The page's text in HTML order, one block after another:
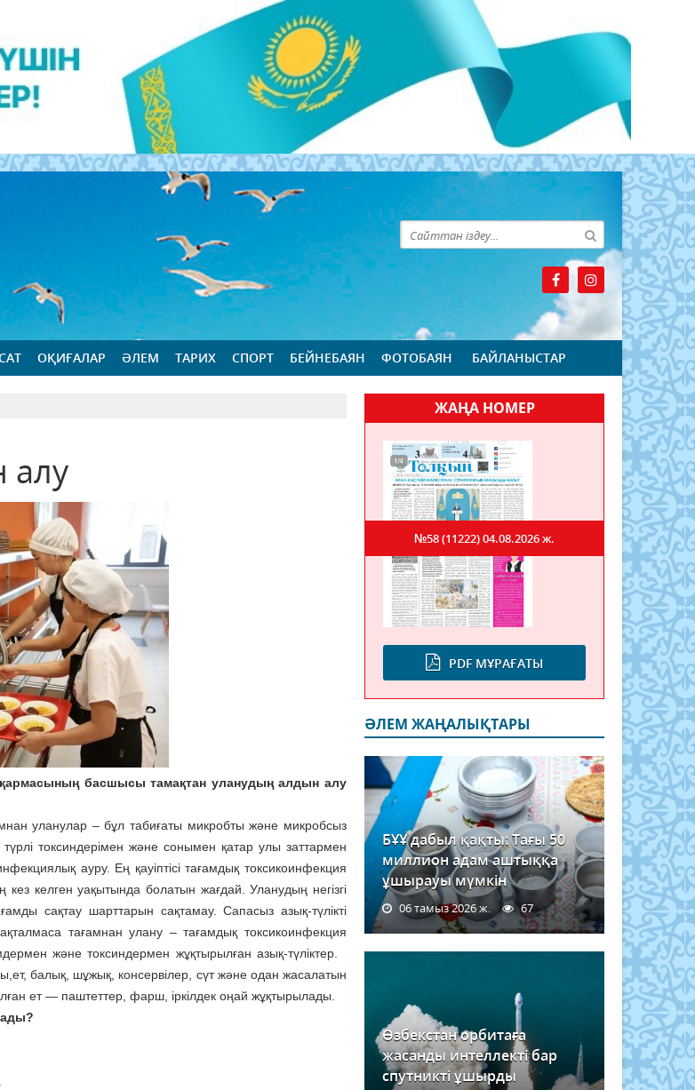
ОҚИҒАЛАР ӘЛЕМ ТАРИХ СПОРТ БЕЙНЕБАЯН ФОТОБАЯН БАЙЛАНЫСТАР
алу
басшысытамақтан уланудың алдын алу
уланулар – бұл табиғаты микробты және микробсыз
токсиндерімен және сонымен қатар улы заттармен
ауру. Ең қауіптісі тағамдық токсикоинфекция
келген уақытында болатын жағдай. Уланудың негізгі
сақтау шарттарын сақтамау. Сапасыз азық-түлікті
тағамнан улану – тағамдық токсикоинфекция
және токсиндермен жұқтырылған азық-түліктер.
балық, шұжық, консервілер, сүт және одан жасалатын
ет — паштеттер, фарш, іркілдек оңай жұқтырылады.
ЖАҢА НОМЕР
PDF МҰРАҒАТЫ
№58 (11222)04.08.2026 ж.
ӘЛЕМ ЖАҢАЛЫҚТАРЫ
БҰҰ дабыл қақты: Тағы 50
миллион адам аштыққа
ұшырауы мүмкін
06 тамыз 2026 ж. 67
Өзбекстан орбитаға
жасанды интеллекті бар
спутникті ұшырды